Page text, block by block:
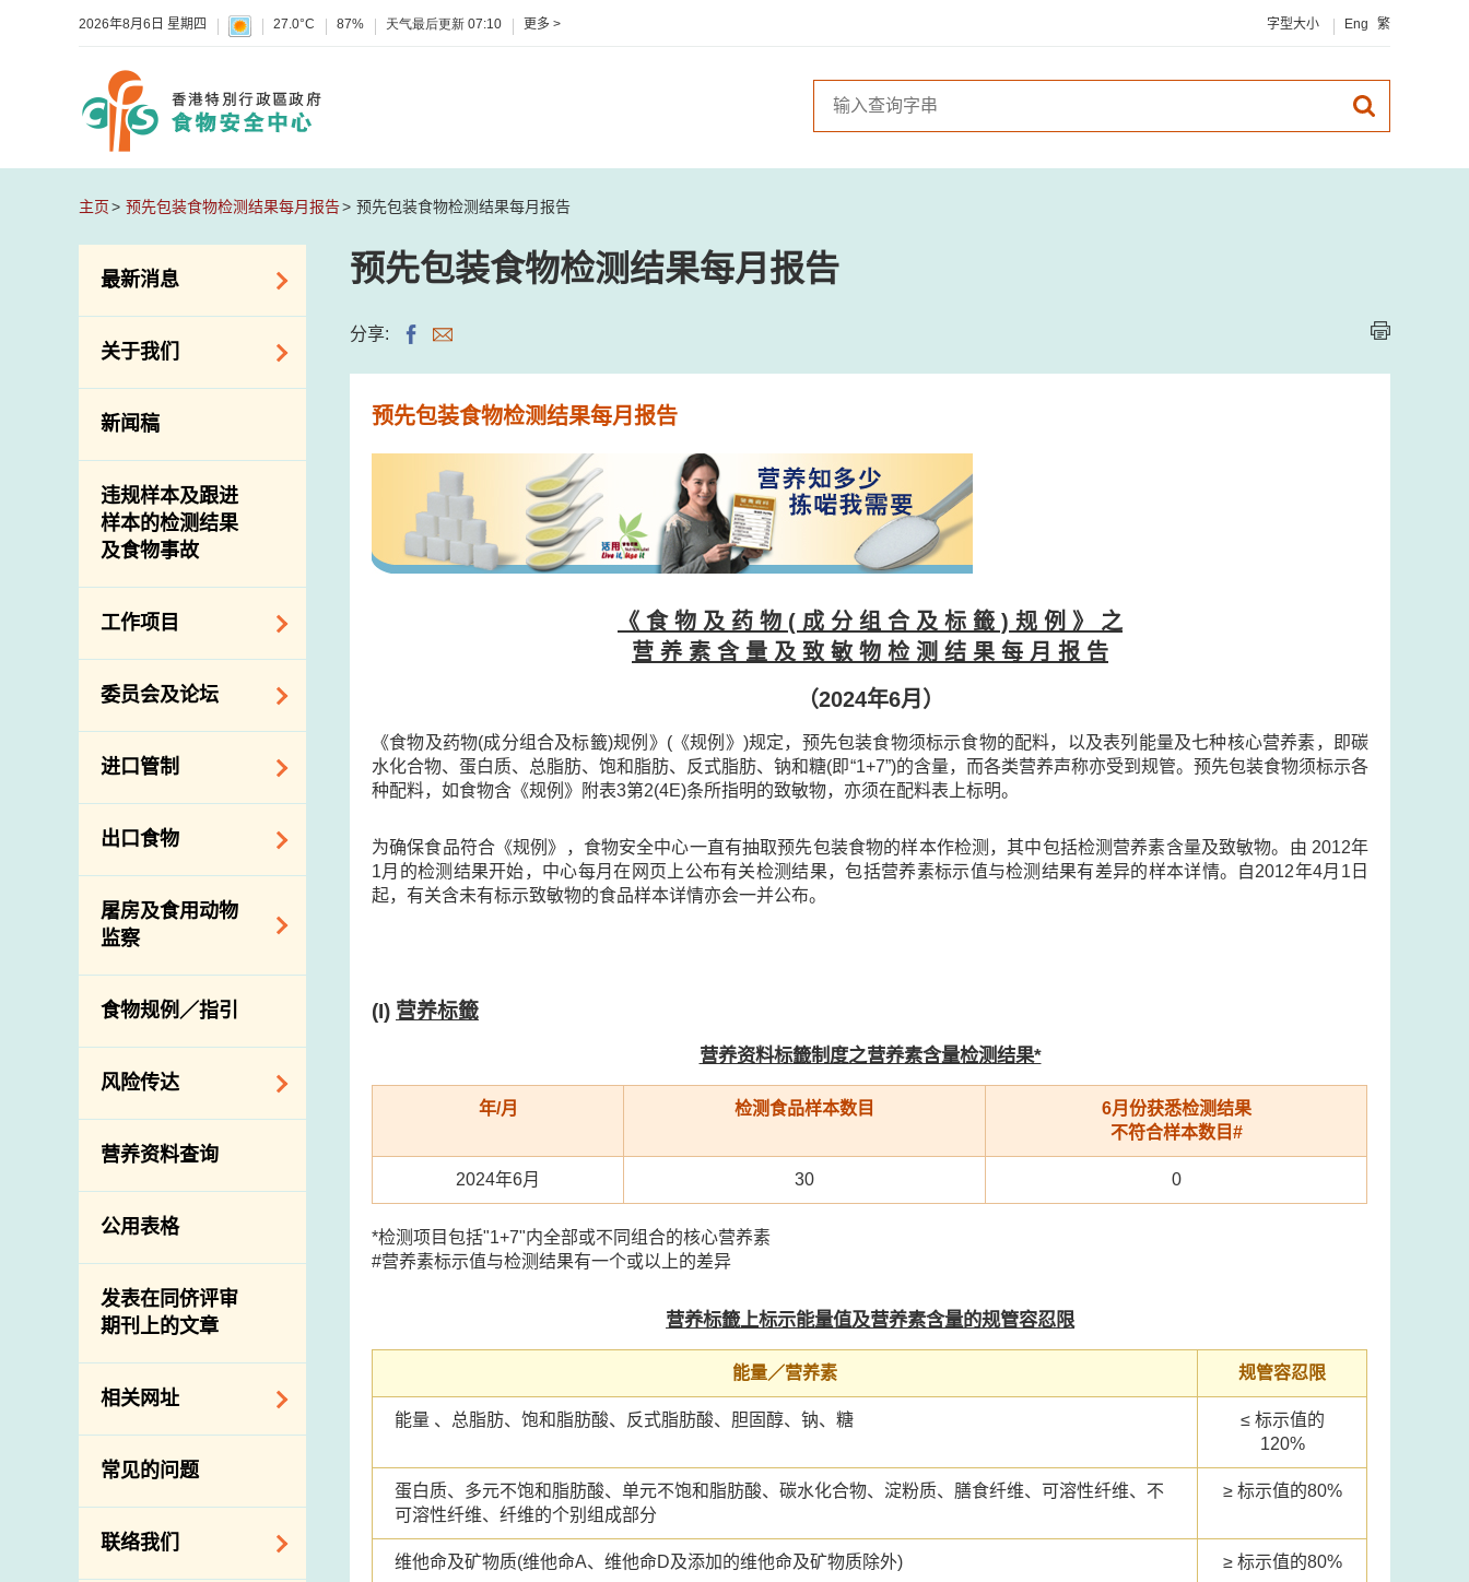
2026年8月6日 星期四 27.0°C 87% 天气最后更新 07:10 更多 > 字型大小 Eng 繁
主页 预先包装食物检测结果每月报告 预先包装食物检测结果每月报告
最新消息
食物警报 / 致敏物
警报
活动
关于我们
组织结构
介绍短片
新闻稿
违规样本及跟进
样本的检测结果
及食物事故
工作项目
降低膳食中的钠和
糖
食物安全重点控制
系统
基因改造食物
资料
食物安全之风险评
估
食物事故应变及管
理
食物消费量调查
总膳食研究
有机食物
高风险食物
抗菌素耐药性
委员会及论坛
食物安全专家委员
会
消费者联系小组
进口管制
食物进口商和食物
分销商登记制度
络内地有关当局
进口食物管制
口检验
出口食物
出口验证
出口食物往内地
出口商及业界的消
息
屠房及食用动物
监察
规管农业化学物及
兽医药物在食用动
物上的使用
屠房及疾病监测
宰前检验
宰后检验
结果
屠房及肉类检验
食物规例／指引
风险传达
主题项目
项目及活动
资讯平台
下载
公开比赛
营养资料查询
公用表格
发表在同侪评审
期刊上的文章
相关网址
相关政府部门／机
构
常见的问题
联络我们
预先包装食物检测结果每月报告
分享:
预先包装食物检测结果每月报告
《 食 物 及 药 物 ( 成 分 组 合 及 标 籤 ) 规 例 》 之
营 养 素 含 量 及 致 敏 物 检 测 结 果 每 月 报 告
（2024年6月）
《食物及药物(成分组合及标籤)规例》(《规例》)规定，预先包装食物须标示食物的配料，以及表列能量及七种核心营养素，即碳
水化合物、蛋白质、总脂肪、饱和脂肪、反式脂肪、钠和糖(即“1+7”)的含量，而各类营养声称亦受到规管。预先包装食物须标示各
种配料，如食物含《规例》附表3第2(4E)条所指明的致敏物，亦须在配料表上标明。
为确保食品符合《规例》，食物安全中心一直有抽取预先包装食物的样本作检测，其中包括检测营养素含量及致敏物。由 2012年
1月的检测结果开始，中心每月在网页上公布有关检测结果，包括营养素标示值与检测结果有差异的样本详情。自2012年4月1日
起，有关含未有标示致敏物的食品样本详情亦会一并公布。
(I) 营养标籤
营养资料标籤制度之营养素含量检测结果*
年/月 检测食品样本数目
6月份获悉检测结果
不符合样本数目#
2024年6月 30 0
*检测项目包括"1+7"内全部或不同组合的核心营养素
#营养素标示值与检测结果有一个或以上的差异
营养标籤上标示能量值及营养素含量的规管容忍限
能量／营养素 规管容忍限
能量 、总脂肪、饱和脂肪酸、反式脂肪酸、胆固醇、钠、糖
≤ 标示值的
120%
蛋白质、多元不饱和脂肪酸、单元不饱和脂肪酸、碳水化合物、淀粉质、膳食纤维、可溶性纤维、不
可溶性纤维、纤维的个别组成部分
≥ 标示值的80%
维他命及矿物质(维他命A、维他命D及添加的维他命及矿物质除外) ≥ 标示值的80%